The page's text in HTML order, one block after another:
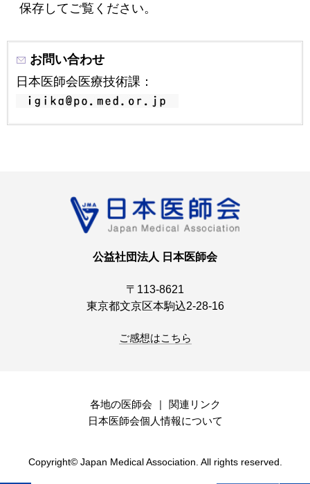
保存してご覧ください。
お問い合わせ
日本医師会医療技術課：
公益社団法人 日本医師会
〒113-8621
東京都文京区本駒込2-28-16
ご感想はこちら
各地の医師会
関連リンク
日本医師会個人情報について
Copyright© Japan Medical Association. All rights reserved.